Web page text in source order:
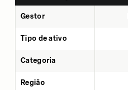
Gestor
Tipo de ativo
Categoria
Região